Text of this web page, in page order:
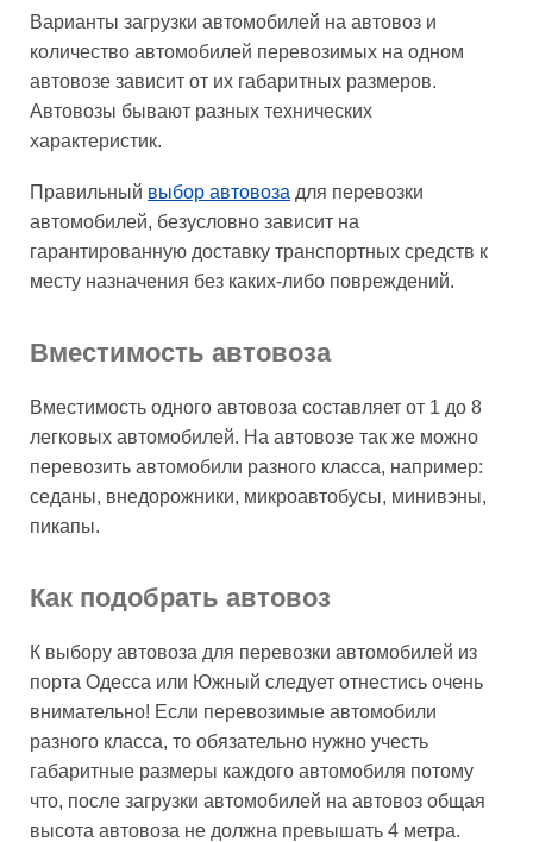
Варианты загрузки автомобилей на автовоз и
количество автомобилей перевозимых на одном
автовозе зависит от их габаритных размеров.
Автовозы бывают разных технических
характеристик.
Правильный выбор автовоза для перевозки
автомобилей, безусловно зависит на
гарантированную доставку транспортных средств к
месту назначения без каких-либо повреждений.
Вместимость автовоза
Вместимость одного автовоза составляет от 1 до 8
легковых автомобилей. На автовозе так же можно
перевозить автомобили разного класса, например:
седаны, внедорожники, микроавтобусы, минивэны,
пикапы.
Как подобрать автовоз
К выбору автовоза для перевозки автомобилей из
порта Одесса или Южный следует отнестись очень
внимательно! Если перевозимые автомобили
разного класса, то обязательно нужно учесть
габаритные размеры каждого автомобиля потому
что, после загрузки автомобилей на автовоз общая
высота автовоза не должна превышать 4 метра.